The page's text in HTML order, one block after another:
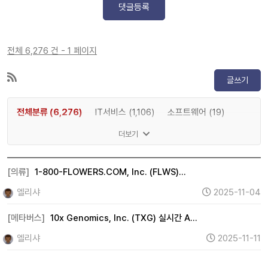
댓글등록
전체 6,276 건 - 1 페이지
글쓰기
전체분류 (6,276) IT서비스 (1,106)
소프트웨어 (19)
인공지능 (83)
2차전지 (0)
자율주행 (0) 로봇 (0)
우주항공 (2)
자동차 (15)
방위산업 (0)
더보기
[의류] 1-800-FLOWERS.COM, Inc. (FLWS)…
엘리샤
2025-11-04
[메타버스] 10x Genomics, Inc. (TXG) 실시간 A…
엘리샤
2025-11-11